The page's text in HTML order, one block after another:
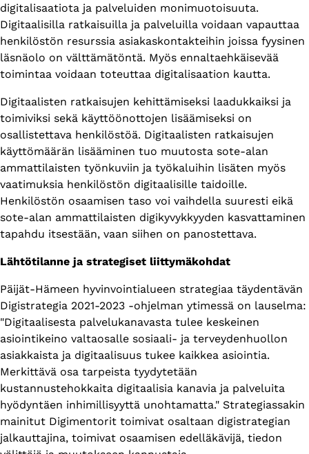
digitalisaatiota ja palveluiden monimuotoisuuta.
Digitaalisilla ratkaisuilla ja palveluilla voidaan vapauttaa
henkilöstön resurssia asiakaskontakteihin joissa fyysinen
läsnäolo on välttämätöntä. Myös ennaltaehkäisevää
toimintaa voidaan toteuttaa digitalisaation kautta.
Digitaalisten ratkaisujen kehittämiseksi laadukkaiksi ja
toimiviksi sekä käyttöönottojen lisäämiseksi on
osallistettava henkilöstöä. Digitaalisten ratkaisujen
käyttömäärän lisääminen tuo muutosta sote-alan
ammattilaisten työnkuviin ja työkaluihin lisäten myös
vaatimuksia henkilöstön digitaalisille taidoille.
Henkilöstön osaamisen taso voi vaihdella suuresti eikä
sote-alan ammattilaisten digikyvykkyyden kasvattaminen
tapahdu itsestään, vaan siihen on panostettava.
Lähtötilanne ja strategiset liittymäkohdat
Päijät-Hämeen hyvinvointialueen strategiaa täydentävän
Digistrategia 2021-2023 -ohjelman ytimessä on lauselma:
"Digitaalisesta palvelukanavasta tulee keskeinen
asiointikeino valtaosalle sosiaali- ja terveydenhuollon
asiakkaista ja digitaalisuus tukee kaikkea asiointia.
Merkittävä osa tarpeista tyydytetään
kustannustehokkaita digitaalisia kanavia ja palveluita
hyödyntäen inhimillisyyttä unohtamatta." Strategiassakin
mainitut Digimentorit toimivat osaltaan digistrategian
jalkauttajina, toimivat osaamisen edelläkävijä, tiedon